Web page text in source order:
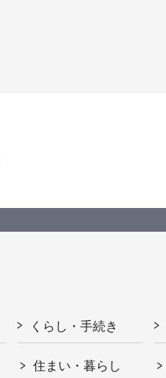
くらし・手続き
住まい・暮らし